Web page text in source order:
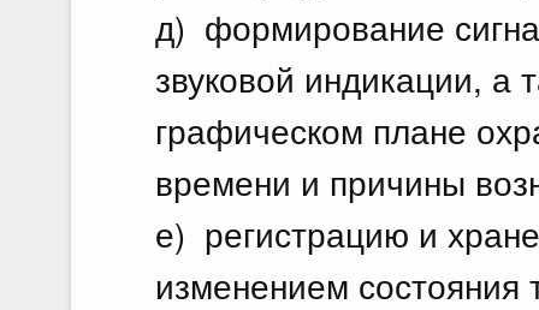
д) формирование
звуковой индикации, а
графическом плане
времени и причины
е) регистрацию и
изменением состояния